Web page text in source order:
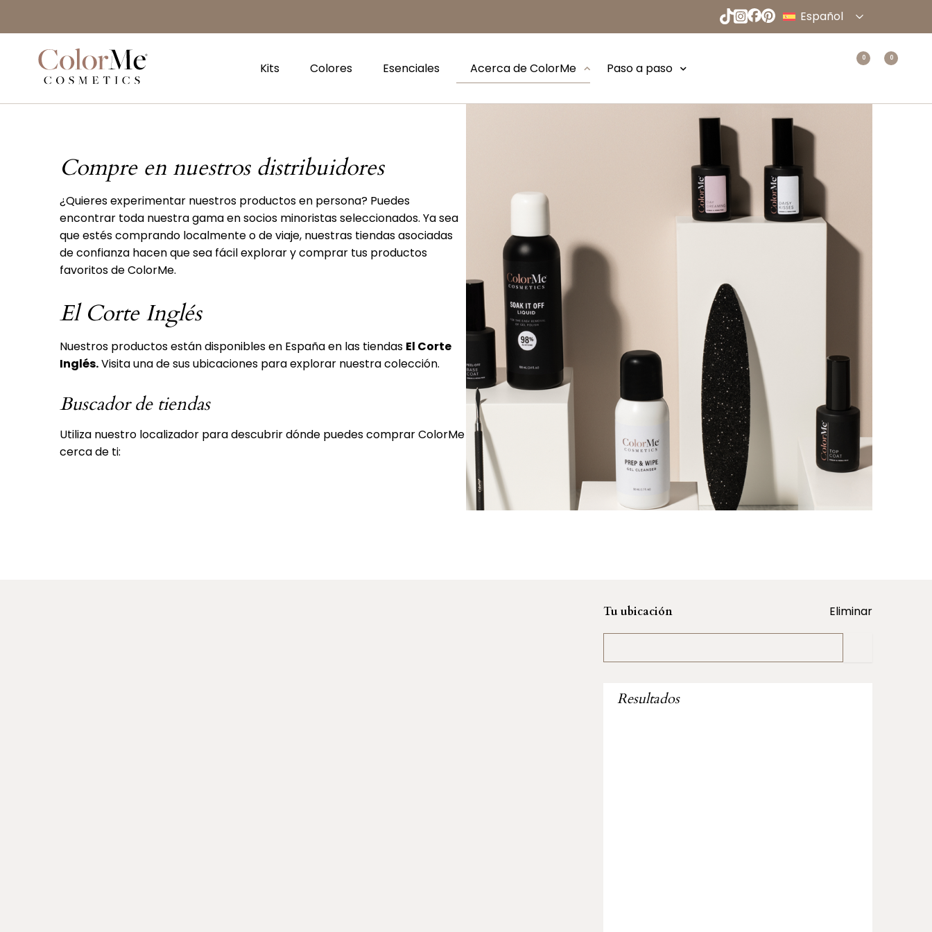
Español
Home
Kits Colores Esenciales Acerca de ColorMe Paso a paso
0 0
Tiendas
Compre en nuestros distribuidores
¿Quieres experimentar nuestros productos en persona? Puedes
encontrar toda nuestra gama en socios minoristas seleccionados. Ya sea
que estés comprando localmente o de viaje, nuestras tiendas asociadas
de confianza hacen que sea fácil explorar y comprar tus productos
favoritos de ColorMe.
El Corte Inglés
Nuestros productos están disponibles en España en las tiendas El Corte
Inglés.Visita una de sus ubicaciones para explorar nuestra colección.
Buscador de tiendas
Utiliza nuestro localizador para descubrir dónde puedes comprar ColorMe
cerca de ti:
Tu ubicación Eliminar
Resultados